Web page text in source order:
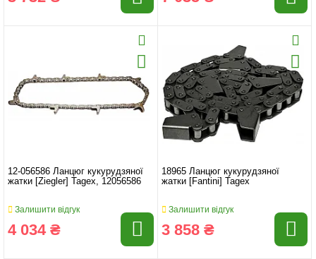
12-056586 Ланцюг кукурудзяної
жатки [Ziegler] Tagex, 12056586
Залишити відгук
4 034 ₴
18965 Ланцюг кукурудзяної
жатки [Fantini] Tagex
Залишити відгук
3 858 ₴